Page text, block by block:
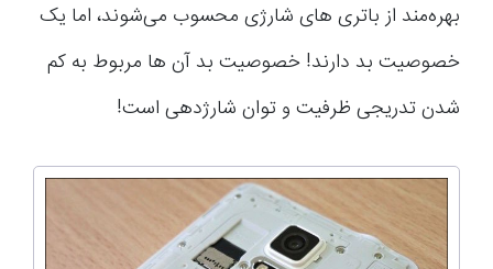
بهره‌مند از باتری های شارژی محسوب می‌شوند، اما یک
خصوصیت بد دارند! خصوصیت بد آن ها مربوط به کم
شدن تدریجی ظرفیت و توان شارژدهی است!